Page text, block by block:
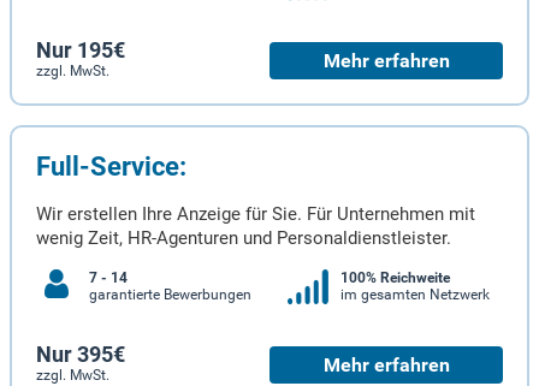
Nur 195€
zzgl. MwSt. Mehr erfahren
Full-Service:
Wir erstellen Ihre Anzeige für Sie. Für Unternehmen mit
wenig Zeit, HR-Agenturen und Personaldienstleister.
7 - 14
garantierte Bewerbungen
100% Reichweite
im gesamten Netzwerk
Nur 395€
zzgl. MwSt. Mehr erfahren